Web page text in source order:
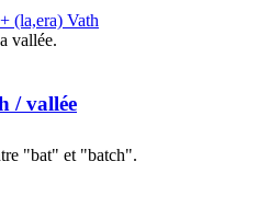
(la,era) Vath
vallée.
/ vallée
"bat" et "batch".